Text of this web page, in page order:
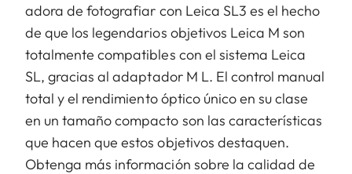
adora de fotografiar con Leica SL3 es el hecho
de que los legendarios objetivos Leica M son
totalmente compatibles con el sistema Leica
SL, gracias al adaptador M L. El control manual
total y el rendimiento óptico único en su clase
en un tamaño compacto son las características
que hacen que estos objetivos destaquen.
Obtenga más información sobre la calidad de